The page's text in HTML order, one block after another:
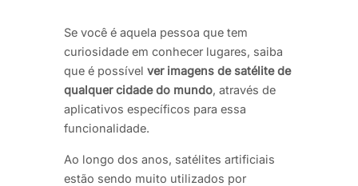
Se você é aquela pessoa que tem
curiosidade em conhecer lugares, saiba
que é possível ver imagens de satélite de
qualquer cidade do mundo, através de
aplicativos específicos para essa
funcionalidade.
Ao longo dos anos, satélites artificiais
estão sendo muito utilizados por